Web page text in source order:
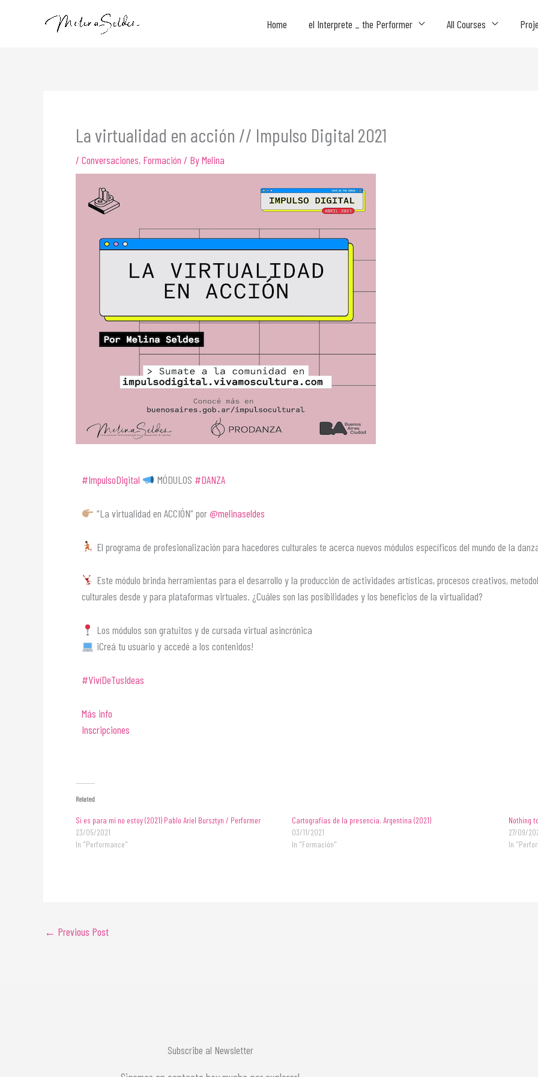
Home el Interprete _ the Performer All Courses
La virtualidad en acción // Impulso Digital 2021
/ Conversaciones, Formación / ByMelina
#ImpulsoDigital MÓDULOS #DANZA
“La virtualidad en ACCIÓN” por@melinaseldes
El programa de profesionalización para hacedores culturales te acerca nuevos módulos específicos del mundo de la
Este módulo brinda herramientas para el desarrollo y la producción de actividades artísticas, procesos creativos,
culturales desde y para plataformas virtuales. ¿Cuáles son las posibilidades y los beneficios de la virtualidad?
Los módulos son gratuitos y de cursada virtual asincrónica
¡Creá tu usuario y accedé a los contenidos!
#VivíDeTusIdeas
Más info
Inscripciones
Related
Si es para mí no estoy (2021) Pablo Ariel Bursztyn / Performer
23/05/2021
In "Performance"
Cartografias de la presencia. Argentina (2021)
03/11/2021
In "Formación"
Nothing
27/09/
In
← Previous Post
Subscribe al Newsletter